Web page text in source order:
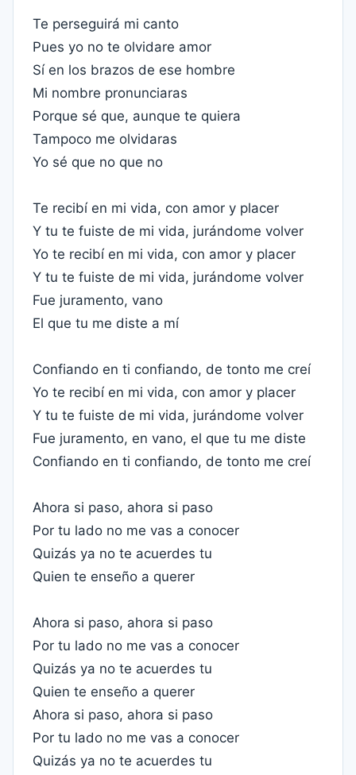
Te perseguirá mi canto
Pues yo no te olvidare amor
Sí en los brazos de ese hombre
Mi nombre pronunciaras
Porque sé que, aunque te quiera
Tampoco me olvidaras
Yo sé que no que no
Te recibí en mi vida, con amor y placer
Y tu te fuiste de mi vida, jurándome volver
Yo te recibí en mi vida, con amor y placer
Y tu te fuiste de mi vida, jurándome volver
Fue juramento, vano
El que tu me diste a mí
Confiando en ti confiando, de tonto me creí
Yo te recibí en mi vida, con amor y placer
Y tu te fuiste de mi vida, jurándome volver
Fue juramento, en vano, el que tu me diste
Confiando en ti confiando, de tonto me creí
Ahora si paso, ahora si paso
Por tu lado no me vas a conocer
Quizás ya no te acuerdes tu
Quien te enseño a querer
Ahora si paso, ahora si paso
Por tu lado no me vas a conocer
Quizás ya no te acuerdes tu
Quien te enseño a querer
Ahora si paso, ahora si paso
Por tu lado no me vas a conocer
Quizás ya no te acuerdes tu